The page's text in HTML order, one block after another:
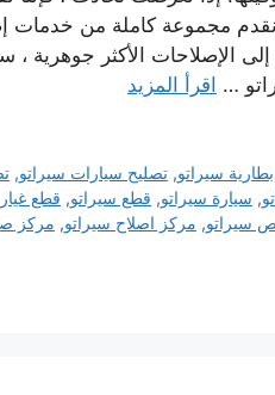
مجموعة كاملة من خدمات
الإصلاحات الأكثر
… اقرأ المزيد
بطارية سيراتو,تصليح سيارات سيراتو,
, سيارة سيراتو, قطع سيراتو, قطع
سيراتو, مركز اصلاح سيراتو, مركز